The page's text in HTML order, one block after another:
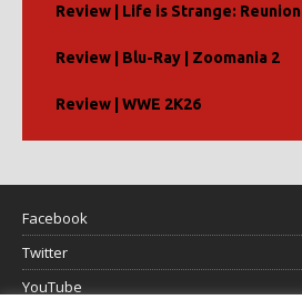
Review | Life is Strange: Reunion
Review | Blu-Ray | Zoomania 2
Review | WWE 2K26
Facebook
Twitter
YouTube